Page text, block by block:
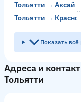
Тольятти → Аксай
Тольятти →
Показать
Адреса и
Тольятти